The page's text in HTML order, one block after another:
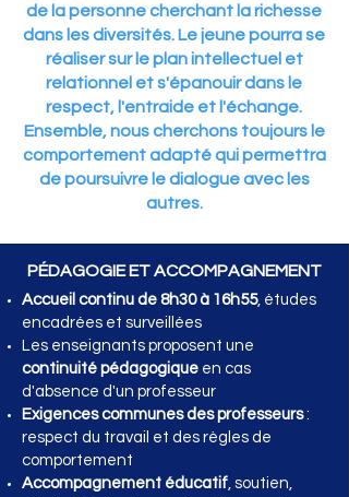
de la personne cherchant la richesse
dans les diversités. Le jeune pourra se
réaliser sur le plan intellectuel et
relationnel et s'épanouir dans le
respect, l'entraide et l'échange.
Ensemble, nous cherchons toujours le
comportement adapté qui permettra
de poursuivre le dialogue avec les
autres.
PÉDAGOGIE ET ACCOMPAGNEMENT
Accueil continu de 8h30 à 16h55, études
encadrées et surveillées
Les enseignants proposent une
continuité pédagogique en cas
d'absence d'un professeur
Exigences communes des professeurs:
respect du travail et des règles de
comportement
Accompagnement éducatif, soutien,